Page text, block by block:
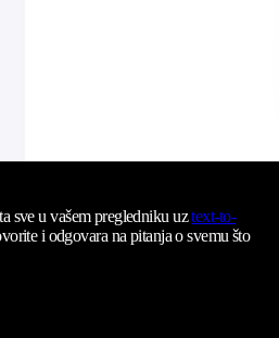
sve u vašem pregledniku uztext-to-
i odgovara na pitanja o svemu što